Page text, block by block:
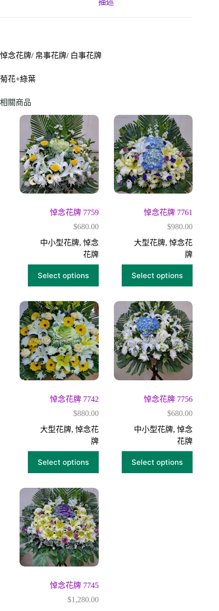
描述
悼念花牌/ 帛事花牌/ 白事花牌
菊花+綠葉
相關商品
悼念花牌 7759
$680.00
中小型花牌, 悼念
花牌
Select options
悼念花牌 7761
$980.00
大型花牌,悼念花
牌
Select options
悼念花牌 7742
$880.00
大型花牌, 悼念花
牌
Select options
悼念花牌 7756
$680.00
中小型花牌,悼念
花牌
Select options
悼念花牌 7745
$1,280.00